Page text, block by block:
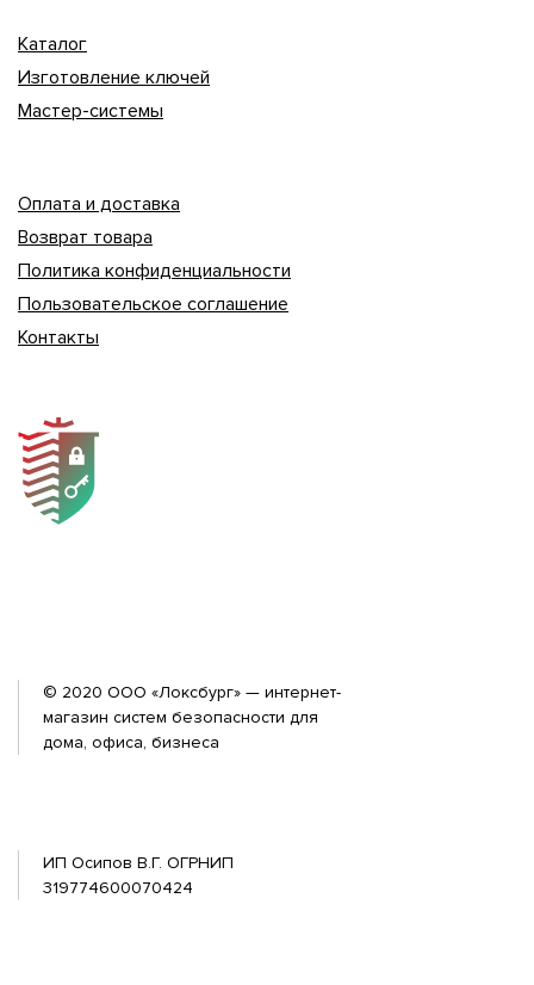
Каталог
Изготовление ключей
Мастер-системы
Оплата и доставка
Возврат товара
Политика конфиденциальности
Пользовательское соглашение
Контакты
© 2020 ООО «Локсбург» — интернет-
магазин систем безопасности для
дома, офиса, бизнеса
ИП Осипов В.Г. ОГРНИП
319774600070424